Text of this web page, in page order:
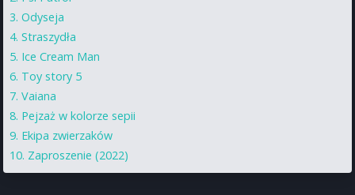
Odyseja
Straszydła
Ice Cream Man
Toy story 5
Vaiana
Pejzaż w kolorze sepii
Ekipa zwierzaków
Zaproszenie (2022)